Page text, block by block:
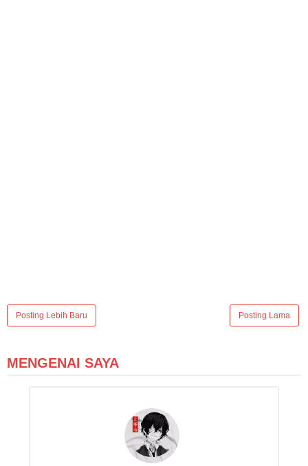
Posting Lebih Baru Posting Lama
MENGENAI SAYA